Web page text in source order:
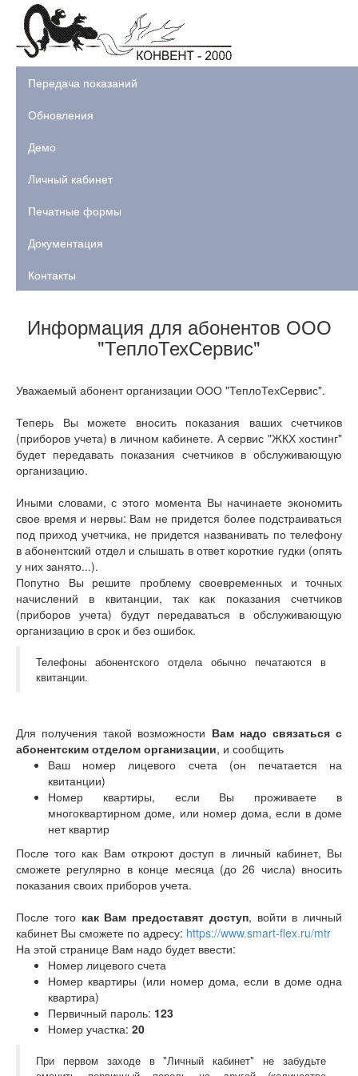
Передача показаний
Обновления
Демо
Личный кабинет
Печатные формы
Документация
Контакты
Информация для абонентов ООО
"ТеплоТехСервис"
Уважаемый абонент организации ООО "ТеплоТехСервис".
Теперь Вы можете вносить показания ваших счетчиков
(приборов учета) в личном кабинете. А сервис "ЖКХ хостинг"
будет передавать показания счетчиков в обслуживающую
организацию.
Иными словами, с этого момента Вы начинаете экономить
свое время и нервы: Вам не придется более подстраиваться
под приход учетчика, не придется названивать по телефону
в абонентский отдел и слышать в ответ короткие гудки (опять
у них занято...).
Попутно Вы решите проблему своевременных и точных
начислений в квитанции, так как показания счетчиков
(приборов учета) будут передаваться в обслуживающую
организацию в срок и без ошибок.
Телефоны абонентского отдела обычно печатаются в
квитанции.
Для получения такой возможности Вам надо связаться с
абонентским отделом организации, и сообщить
Ваш номер лицевого счета (он печатается на
квитанции)
Номер квартиры, если Вы проживаете в
многоквартирном доме, или номер дома, если в доме
нет квартир
После того как Вам откроют доступ в личный кабинет, Вы
сможете регулярно в конце месяца (до 26 числа) вносить
показания своих приборов учета.
После того как Вам предоставят доступ, войти в личный
кабинет Вы сможете по адресу: https://www.smart-flex.ru/mtr
На этой странице Вам надо будет ввести:
Номер лицевого счета
Номер квартиры (или номер дома, если в доме одна
квартира)
Первичный пароль: 123
Номер участка: 20
При первом заходе в "Личный кабинет" не забудьте